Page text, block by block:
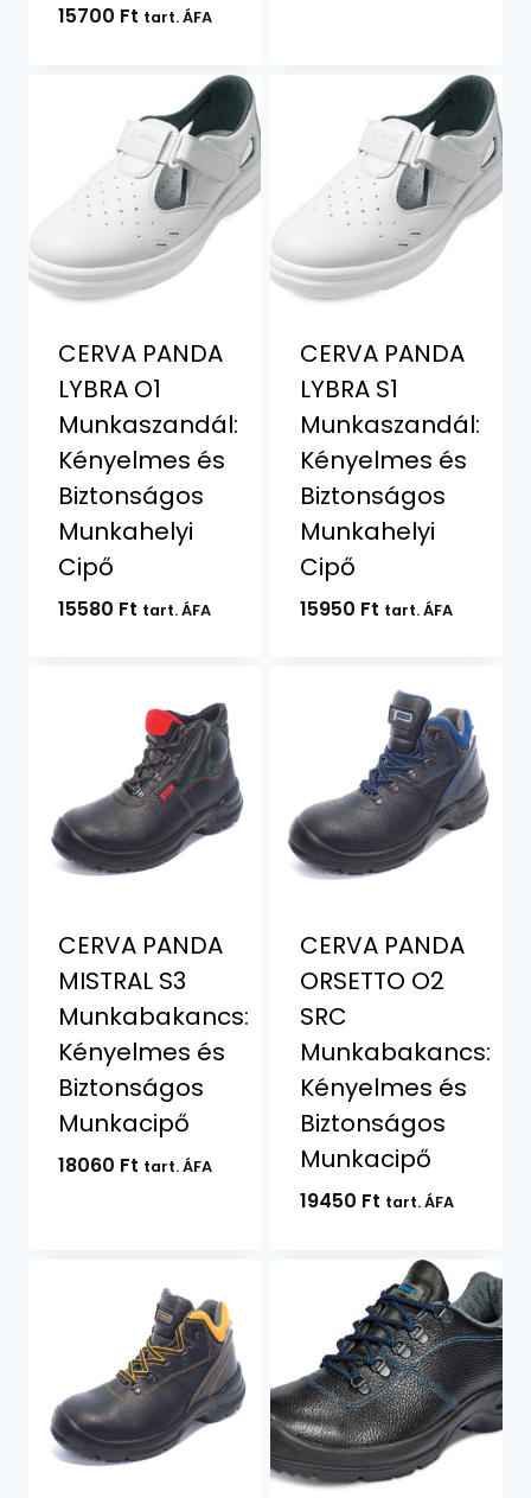
15700 Ft tart. ÁFA
CERVA PANDA
LYBRA O1
Munkaszandál:
Kényelmes és
Biztonságos
Munkahelyi
Cipő
15580 Ft tart. ÁFA
CERVA PANDA
LYBRA S1
Munkaszandál:
Kényelmes és
Biztonságos
Munkahelyi
Cipő
15950 Ft tart. ÁFA
CERVA PANDA
MISTRAL S3
Munkabakancs:
Kényelmes és
Biztonságos
Munkacipő
18060 Ft tart. ÁFA
CERVA PANDA
ORSETTO O2
SRC
Munkabakancs:
Kényelmes és
Biztonságos
Munkacipő
19450 Ft tart. ÁFA